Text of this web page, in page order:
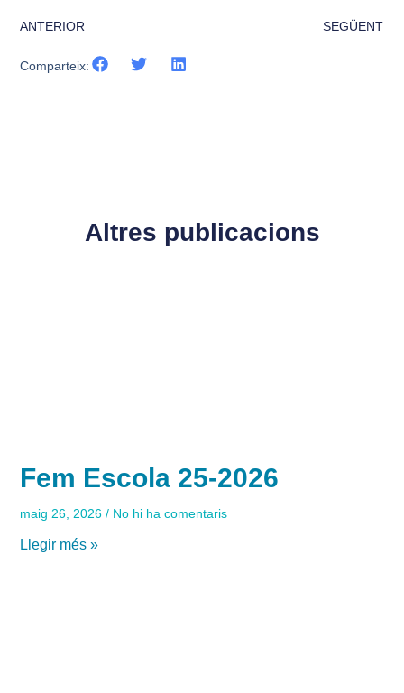
ANTERIOR SEGÜENT
Comparteix:
Altres publicacions
Fem Escola 25-2026
maig 26, 2026 No hi ha comentaris
Llegir més »